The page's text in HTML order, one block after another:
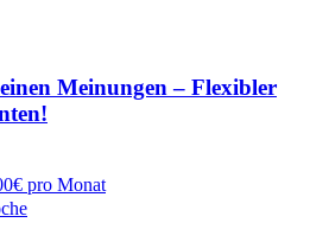
Meinungen – Flexibler
pro Monat